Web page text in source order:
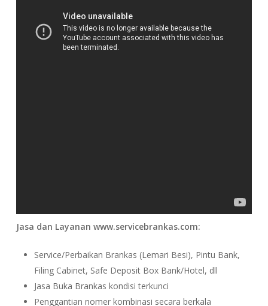
Jasa dan Layanan www.servicebrankas.com:
Service/Perbaikan Brankas (Lemari Besi), Pintu Bank,
Filing Cabinet, Safe Deposit Box Bank/Hotel, dll
Jasa Buka Brankas kondisi terkunci
Penggantian nomer kombinasi secara berkala